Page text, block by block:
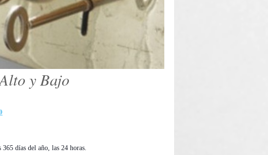
y Bajo
365 días del año, las 24 horas.